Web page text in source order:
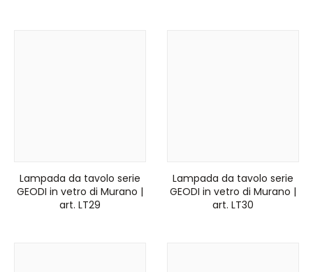
Lampada da tavolo serie
GEODI in vetro di Murano |
art. LT29
Lampada da tavolo serie
GEODI in vetro di Murano |
art. LT30